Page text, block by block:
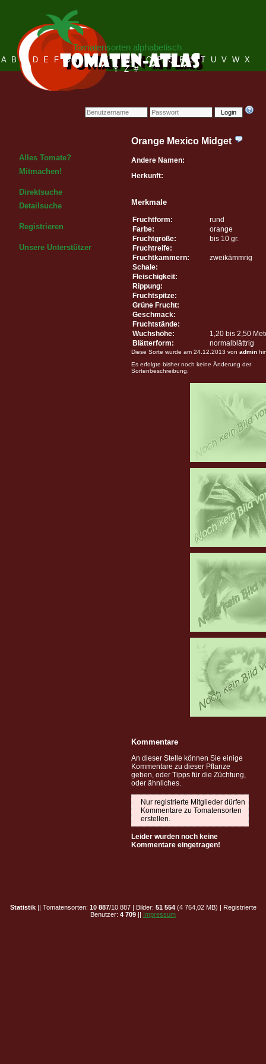
Login
Tomatensorten alphabetisch
A B C D E F G H I J K L M N O P Q R S T U V W X
Y Z #
Alles Tomate?
Mitmachen!
Direktsuche
Detailsuche
Registrieren
Unsere Unterstützer
Orange Mexico Midget
Andere Namen:
Herkunft:
Merkmale
Fruchtform:
rund
Farbe:
orange
Fruchtgröße:
bis 10 gr.
Fruchtreife:
Fruchtkammern:
zweikämmrig
Schale:
Fleischigkeit:
Rippung:
Fruchtspitze:
Grüne Frucht:
Geschmack:
Fruchtstände:
Wuchshöhe:
1,20 bis 2,50
Blätterform:
normalblättrig
Diese Sorte wurde am 24.12.2013 von admin
Es erfolgte bisher noch keine Änderung der
Sortenbeschreibung.
Kommentare
An dieser Stelle können Sie einige
Kommentare zu dieser Pflanze
geben, oder Tipps für die Züchtung,
oder ähnliches.
Nur registrierte Mitglieder dürfen
Kommentare zu Tomatensorten
erstellen.
Leider wurden noch keine
Kommentare eingetragen!
Statistik|| Tomatensorten: 10 887/10 887 | Bilder: 51 554(4 764,02 MB) | Registrierte
Benutzer: 4 709 || Impressum